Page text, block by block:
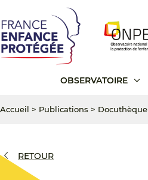
au
contenu
principal
au
menu
principal
au
pied
de
page
OBSERVATOIRE
Accueil > Publications > Docuthèque
RETOUR